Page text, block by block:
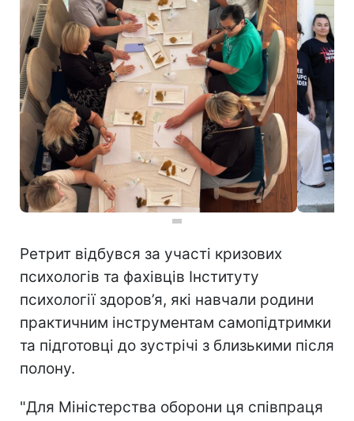
Ретрит відбувся за участі кризових
психологів та фахівців Інституту
психології здоров’я, які навчали родини
практичним інструментам самопідтримки
та підготовці до зустрічі з близькими після
полону.
"Для Міністерства оборони ця співпраця